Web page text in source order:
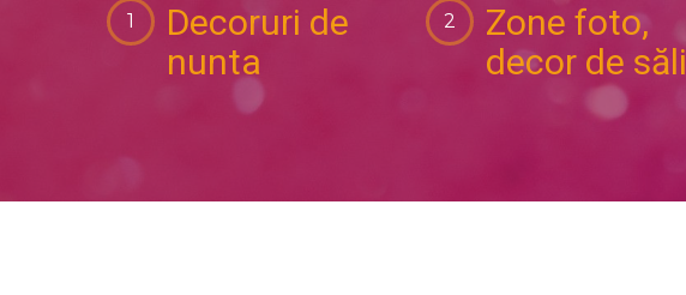
Decoruri de
nunta
Zone foto,
decor de săli